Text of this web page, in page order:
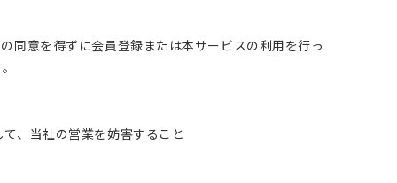
同意を得ずに会員登録または本サービスの利用を行っ
、当社の営業を妨害すること